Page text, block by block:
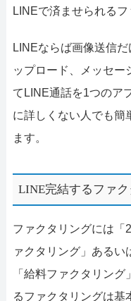
LINEで済ませられるフ
LINEならば画像送信
ップロード、メッセー
てLINE通話を1つのア
に詳しくない人でも簡
ます。
LINE完結するファ
ファクタリングには「
ァクタリング」あるい
「給料ファクタリン
るファクタリングは基